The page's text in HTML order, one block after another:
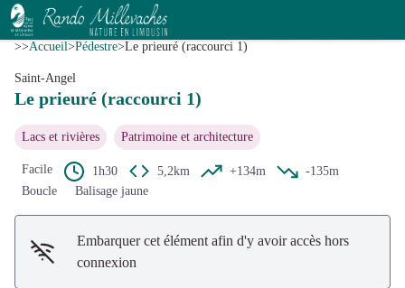
Le prieuré (raccourci 1)
>>Accueil>Pédestre>Le prieuré (raccourci 1)
Saint-Angel
Le prieuré (raccourci 1)
Lacs et rivières Patrimoine et architecture
Facile 1h30 5,2km +134m
-135m
Boucle
Balisage jaune
Embarquer cet élément afin d'y avoir accès hors
connexion